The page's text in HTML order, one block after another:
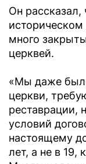
Он рассказал,
историческом
много
церквей.
«Мы даже
церкви,
реставрации,
условий
настоящему
лет, а не в 19,